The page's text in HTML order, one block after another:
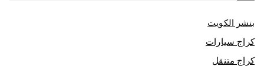
بنشر الكويت
كراج سيارات
كراج متنقل